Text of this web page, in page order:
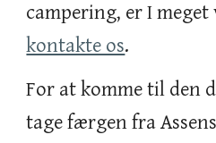
campering, er I
kontakte os.
For at komme til den
tage færgen fra